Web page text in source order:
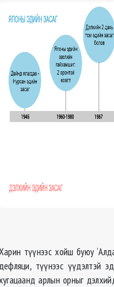
түүнээс хойш буюу
дефляци, түүнээс үүдэлтэй
арлын орныг